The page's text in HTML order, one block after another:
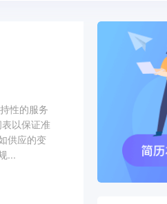
性的服务
以保证准
供应的变
...